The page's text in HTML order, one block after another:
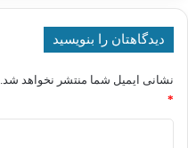
دیدگاهتان را بنویسید
نشانی ایمیل شما منتشر نخواهد شد.
*